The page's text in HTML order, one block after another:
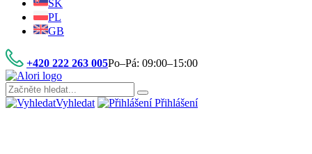
SK
PL
GB
+420 222 263 005Po–Pá: 09:00–15:00
Vyhledat Přihlášení